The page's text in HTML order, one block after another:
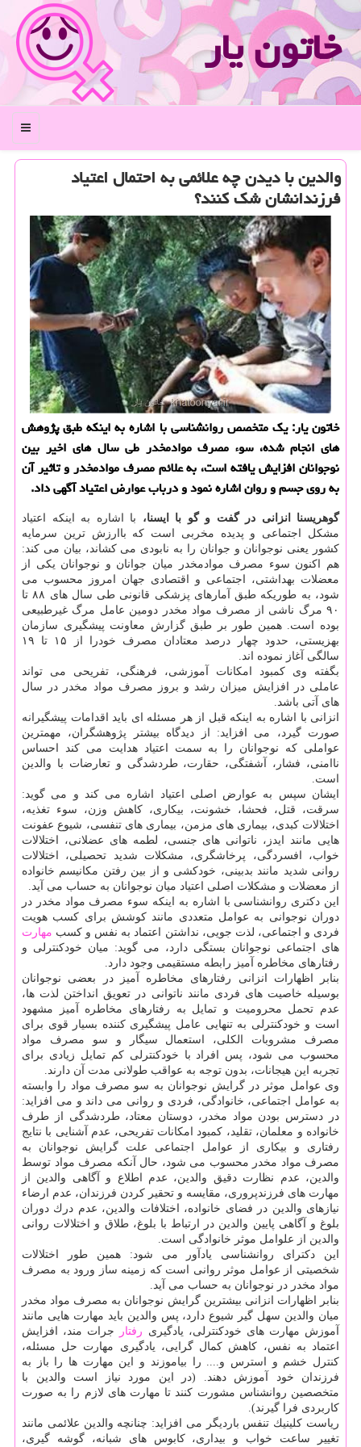
خاتون یار
منو
والدین با دیدن چه علائمی به احتمال اعتیاد
فرزندانشان شك كنند؟
خاتون یار: یك متخصص روانشناسی با اشاره به اینكه طبق پژوهش
های انجام شده، سوء مصرف موادمخدر طی سال های اخیر بین
نوجوانان افزایش یافته است، به علائم مصرف موادمخدر و تاثیر آن
به روی جسم و روان اشاره نمود و درباب عوارض اعتیاد آگهی داد.
گوهریسنا انزانی در گفت و گو با ایسنا، با اشاره به اینكه اعتیاد
مشكل اجتماعی و پدیده مخربی است كه باارزش ترین سرمایه
كشور یعنی نوجوانان و جوانان را به نابودی می كشاند، بیان می كند:
هم اكنون سوء مصرف موادمخدر میان جوانان و نوجوانان یكی از
معضلات بهداشتی، اجتماعی و اقتصادی جهان امروز محسوب می
شود، به طوریكه طبق آمارهای پزشكی قانونی طی سال های ۸۸ تا
۹۰ مرگ ناشی از مصرف مواد مخدر دومین عامل مرگ غیرطبیعی
بوده است. همین طور بر طبق گزارش معاونت پیشگیری سازمان
بهزیستی، حدود چهار درصد معتادان مصرف خودرا از ۱۵ تا ۱۹
سالگی آغاز نموده اند.
بگفته وی كمبود امكانات آموزشی، فرهنگی، تفریحی می تواند
عاملی در افزایش میزان رشد و بروز مصرف مواد مخدر در سال
های آتی باشد.
انزانی با اشاره به اینكه قبل از هر مسئله ای باید اقدامات پیشگیرانه
صورت گیرد، می افزاید: از دیدگاه بیشتر پژوهشگران، مهمترین
عواملی كه نوجوانان را به سمت اعتیاد هدایت می كند احساس
ناامنی، فشار، آشفتگی، حقارت، طردشدگی و تعارضات با والدین
است.
ایشان سپس به عوارض اصلی اعتیاد اشاره می كند و می گوید:
سرقت، قتل، فحشا، خشونت، بیكاری، كاهش وزن، سوء تغذیه،
اختلالات كبدی، بیماری های مزمن، بیماری های تنفسی، شیوع عفونت
هایی مانند ایدز، ناتوانی های جنسی، لطمه های عضلانی، اختلالات
خواب، افسردگی، پرخاشگری، مشكلات شدید تحصیلی، اختلالات
روانی شدید مانند بدبینی، خودكشی و از بین رفتن مكانیسم خانواده
از معضلات و مشكلات اصلی اعتیاد میان نوجوانان به حساب می آید.
این دكتری روانشناسی با اشاره به اینكه سوء مصرف مواد مخدر در
دوران نوجوانی به عوامل متعددی مانند كوشش برای كسب هویت
فردی و اجتماعی، لذت جویی، نداشتن اعتماد به نفس و كسب مهارت
های اجتماعی نوجوانان بستگی دارد، می گوید: میان خودكنترلی و
رفتارهای مخاطره آمیز رابطه مستقیمی وجود دارد.
بنابر اظهارات انزانی رفتارهای مخاطره آمیز در بعضی نوجوانان
بوسیله خاصیت های فردی مانند ناتوانی در تعویق انداختن لذت ها،
عدم تحمل محرومیت و تمایل به رفتارهای مخاطره آمیز مشهود
است و خودكنترلی به تنهایی عامل پیشگیری كننده بسیار قوی برای
مصرف مشروبات الكلی، استعمال سیگار و سو مصرف مواد
محسوب می شود، پس افراد با خودكنترلی كم تمایل زیادی برای
تجربه این هیجانات، بدون توجه به عواقب طولانی مدت آن دارند.
وی عوامل موثر در گرایش نوجوانان به سو مصرف مواد را وابسته
به عوامل اجتماعی، خانوادگی، فردی و روانی می داند و می افزاید:
در دسترس بودن مواد مخدر، دوستان معتاد، طردشدگی از طرف
خانواده و معلمان، تقلید، كمبود امكانات تفریحی، عدم آشنایی با نتایج
رفتاری و بیكاری از عوامل اجتماعی علت گرایش نوجوانان به
مصرف مواد مخدر محسوب می شود، حال آنكه مصرف مواد توسط
والدین، عدم نظارت دقیق والدین، عدم اطلاع و آگاهی والدین از
مهارت های فرزندپروری، مقایسه و تحقیر كردن فرزندان، عدم ارضاء
نیازهای والدین در فضای خانواده، اختلافات والدین، عدم درك دوران
بلوغ و آگاهی پایین والدین در ارتباط با بلوغ، طلاق و اختلالات روانی
والدین از علوامل موثر خانوادگی است.
این دكترای روانشناسی یادآور می شود: همین طور اختلالات
شخصیتی از عوامل موثر روانی است كه زمینه ساز ورود به مصرف
مواد مخدر در نوجوانان به حساب می آید.
بنابر اظهارات انزانی بیشترین گرایش نوجوانان به مصرف مواد مخدر
میان والدین سهل گیر شیوع دارد، پس والدین باید مهارت هایی مانند
آموزش مهارت های خودكنترلی، یادگیری رفتار
جرات مند، افزایش
اعتماد به نفس، كاهش كمال گرایی، یادگیری مهارت حل مسئله،
كنترل خشم و استرس و.... را بیاموزند و این مهارت ها را باز به
فرزندان خود آموزش دهند. (در این مورد نیاز است والدین با
متخصصین روانشناس مشورت كنند تا مهارت های لازم را به صورت
كاربردی فرا گیرند).
ریاست كلینیك تنفس باردیگر می افزاید: چنانچه والدین علائمی مانند
تغییر ساعت خواب و بیداری، كابوس های شبانه، گوشه گیری،